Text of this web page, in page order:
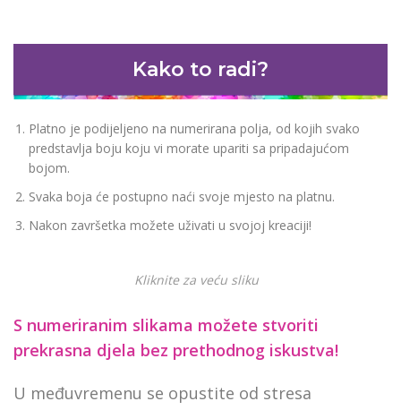
Kako to radi?
Platno je podijeljeno na numerirana polja, od kojih svako
predstavlja boju koju vi morate upariti sa pripadajućom
bojom.
Svaka boja će postupno naći svoje mjesto na platnu.
Nakon završetka možete uživati u svojoj kreaciji!
Kliknite za veću sliku
S numeriranim slikama možete stvoriti
prekrasna djela bez prethodnog iskustva!
U međuvremenu se opustite od stresa